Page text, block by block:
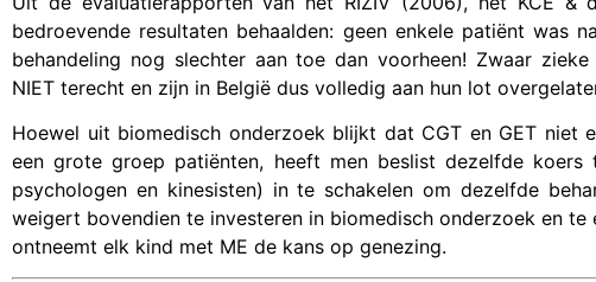
bedroevende resultaten behaalden: geen enkele patiënt was
behandeling nog slechter aan toe dan voorheen! Zwaar
NIET terecht en zijn in België dus volledig aan hun lot
Hoewel uit biomedisch onderzoek blijkt dat CGT en GET niet
een grote groep patiënten, heeft men beslist dezelfde
psychologen en kinesisten) in te schakelen om dezelfde
weigert bovendien te investeren in biomedisch onderzoek en
ontneemt elk kind met ME de kans op genezing.